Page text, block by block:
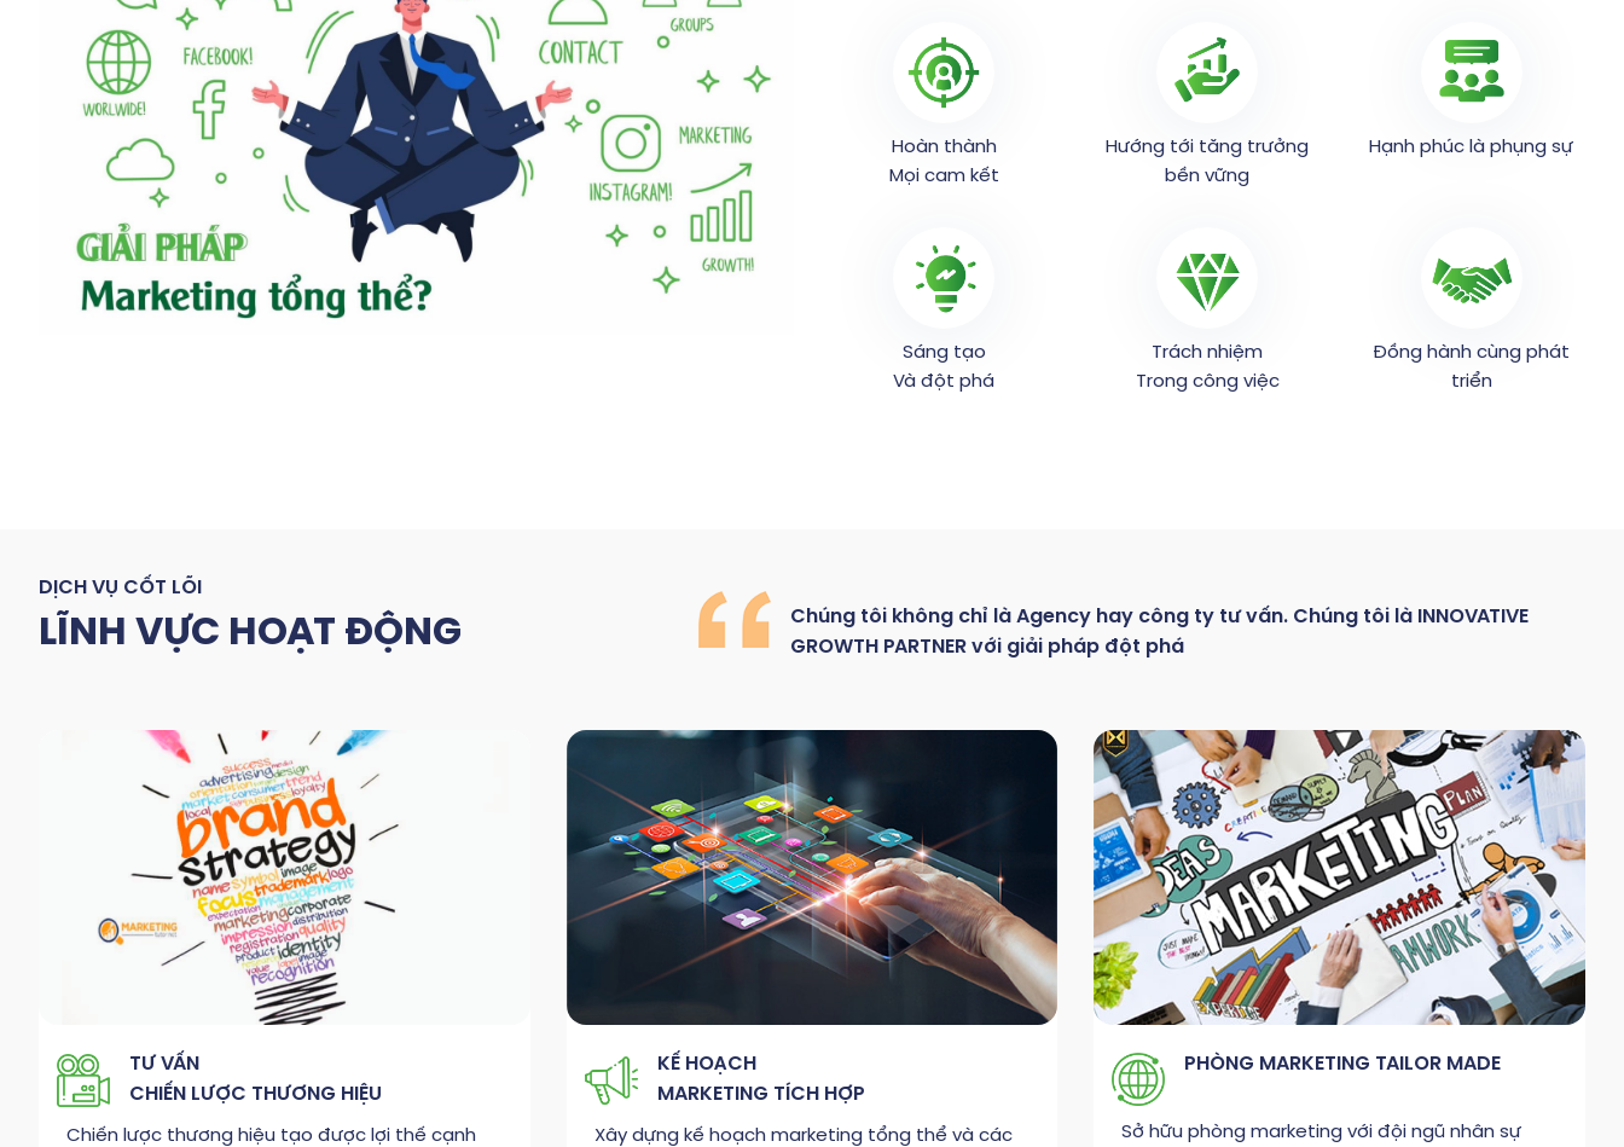
Hoàn thành
Mọi cam kết
Hướng tới tăng trưởng
bền vững
Hạnh phúc là phụng sự
Sáng tạo
Và đột phá
Trách nhiệm
Trong công việc
Đồng hành cùng phát
triển
DỊCH VỤ CỐT LÕI
LĨNH VỰC HOẠT ĐỘNG Chúng tôi không chỉ là Agency hay công ty tư vấn. Chúng tôi là
INNOVATIVE
GROWTH PARTNER với giải pháp đột phá
TƯ VẤN
CHIẾN LƯỢC THƯƠNG HIỆU
Chiến lược thương hiệu tạo được lợi thế cạnh
KẾ HOẠCH
MARKETING TÍCH HỢP
Xây dựng kế hoạch marketing tổng thể và các
PHÒNG MARKETING TAILOR MADE
Sở hữu phòng marketing với đội ngũ nhân sự